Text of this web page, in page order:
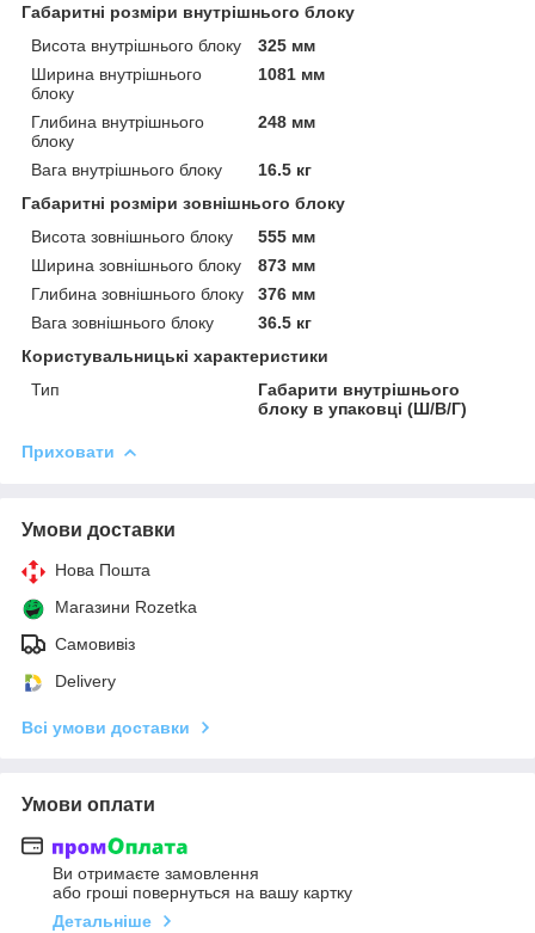
Габаритні розміри внутрішнього блоку
Висота внутрішнього блоку
325 мм
Ширина внутрішнього
блоку
1081 мм
Глибина внутрішнього
блоку
248 мм
Вага внутрішнього блоку
16.5 кг
Габаритні розміри зовнішнього блоку
Висота зовнішнього блоку
555 мм
Ширина зовнішнього блоку
873 мм
Глибина зовнішнього блоку
376 мм
Вага зовнішнього блоку
36.5 кг
Користувальницькі характеристики
Тип
Габарити внутрішнього
блоку в упаковці (Ш/В/Г)
Приховати
Умови доставки
Нова Пошта
Магазини Rozetka
Самовивіз
Delivery
Всі умови доставки
Умови оплати
Ви отримаєте замовлення
або гроші повернуться на вашу картку
Детальніше